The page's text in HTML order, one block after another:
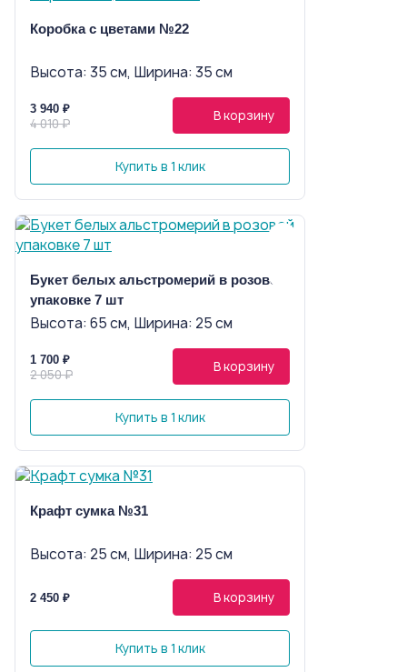
Коробка с цветами №22
Высота: 35 см, Ширина: 35 см
3 940 ₽
4 010 ₽ В корзину
Купить в 1 клик
Букет белых альстромерий в розовой
упаковке 7 шт
Высота: 65 см, Ширина: 25 см
1 700 ₽
2 050 ₽ В корзину
Купить в 1 клик
Крафт сумка №31
Высота: 25 см, Ширина: 25 см
2 450 ₽ В корзину
Купить в 1 клик